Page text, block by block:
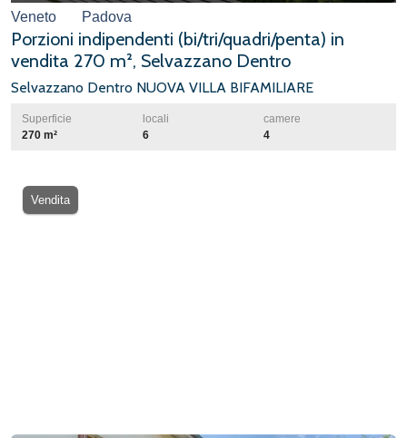
Veneto Padova
Porzioni indipendenti (bi/tri/quadri/penta) in
vendita 270 m², Selvazzano Dentro
Selvazzano Dentro NUOVA VILLA BIFAMILIARE
Superficie
270 m²
locali
6
camere
4
Vendita